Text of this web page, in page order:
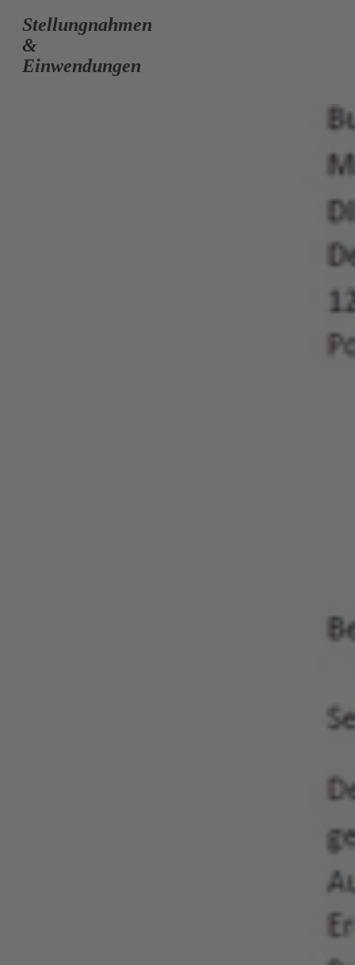
Stellungnahmen
&
Einwendungen